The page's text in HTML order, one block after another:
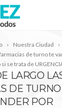
Nuestra Ciudad
de turno te
se trata de
LARGO
DE
POR